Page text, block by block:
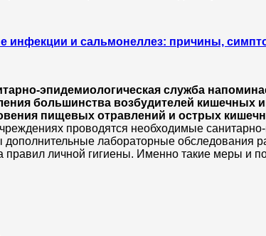
инфекции и сальмонеллез: причины,
эпидемиологическая служба
большинства возбудителей кишечных
пищевых отравлений и острых
проводятся необходимые
дополнительные лабораторные обследования
правил личной гигиены. Именно такие меры и